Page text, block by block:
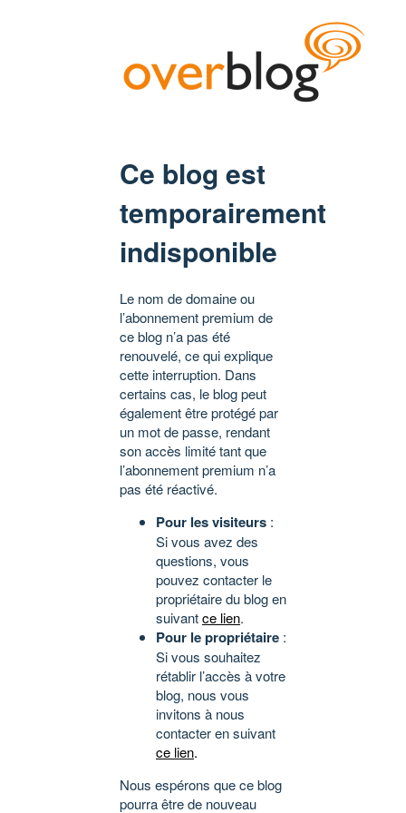
Ce blog est
temporairement
indisponible
Le nom de domaine ou
l’abonnement premium de
ce blog n’a pas été
renouvelé, ce qui explique
cette interruption. Dans
certains cas, le blog peut
également être protégé par
un mot de passe, rendant
son accès limité tant que
l’abonnement premium n’a
pas été réactivé.
Pour les visiteurs :
Si vous avez des
questions, vous
pouvez contacter le
propriétaire du blog en
suivantce lien.
Pour le propriétaire :
Si vous souhaitez
rétablir l’accès à votre
blog, nous vous
invitons à nous
contacter en suivant
ce lien.
Nous espérons que ce blog
pourra être de nouveau